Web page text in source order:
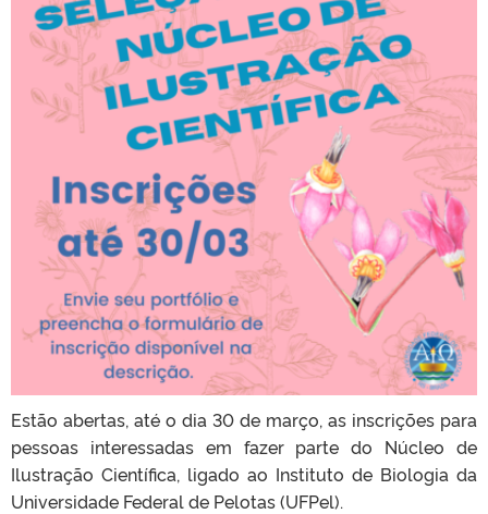
Estão abertas, até o dia 30 de março, as inscrições para
pessoas interessadas em fazer parte do Núcleo de
Ilustração Científica, ligado ao Instituto de Biologia da
Universidade Federal de Pelotas (UFPel).